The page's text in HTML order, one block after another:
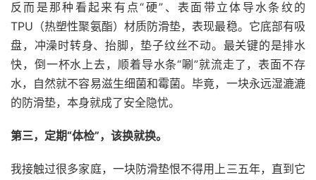
反而是那种看起来有点“硬”、表面带立体导水条纹的
TPU（热塑性聚氨酯）材质防滑垫，表现最稳。它底部有吸
盘，冲澡时转身、抬脚，垫子纹丝不动。最关键的是排水
快，倒一杯水上去，顺着导水条“唰”就流走了，表面不存
水，自然就不容易滋生细菌和霉菌。毕竟，一块永远湿漉漉
的防滑垫，本身就成了安全隐忧。
第三，定期“体检”，该换就换。
我接触过很多家庭，一块防滑垫恨不得用上三五年，直到它